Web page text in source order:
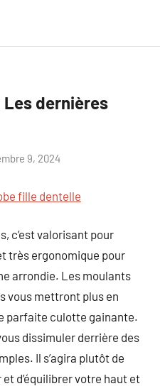
dernières
9, 2024
fille dentelle
c’est valorisant pour
très ergonomique pour
arrondie. Les moulants
vous mettront plus en
parfaite culotte gainante.
dissimuler derrière des
Il s’agira plutôt de
d’équilibrer votre haut et